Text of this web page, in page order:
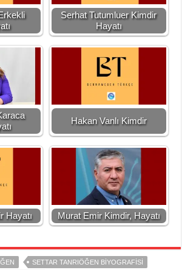
Serhat Tutumluer Kimdir
Hayatı
Hakan Vanlı Kimdir
Hayatı Murat Emir Kimdir, Hayatı
SETTAR TANRIÖĞEN BIYOGRAFISI